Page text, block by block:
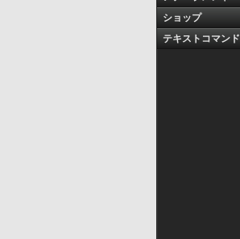
ショップ
テキストコマンド